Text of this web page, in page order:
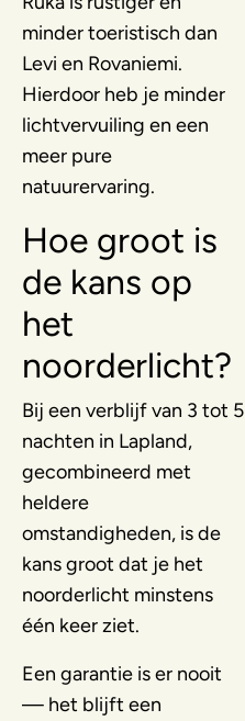
minder toeristisch dan
Levi en Rovaniemi.
Hierdoor heb je minder
lichtvervuiling en een
meer pure
natuurervaring.
Hoe groot is
de kans op
het
noorderlicht?
Bij een verblijf van 3 tot 5
nachten in Lapland,
gecombineerd met
heldere
omstandigheden, is de
kans groot dat je het
noorderlicht minstens
één keer ziet.
Een garantie is er nooit
— het blijft een